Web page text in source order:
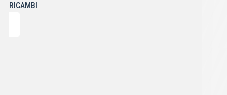
RICAMBI